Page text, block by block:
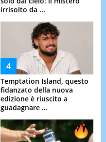
irrisolto da ...
Temptation Island, questo
fidanzato della nuova
edizione è riuscito a
guadagnare ...